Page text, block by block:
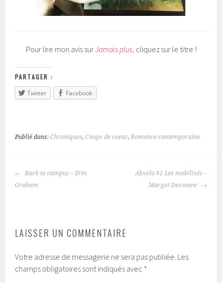
Pour lire mon avis surJamais plus, cliquez sur le titre !
PARTAGER :
Twitter
Facebook
Publié dans:Chroniques,Coups de coeur, Romance contemporaine
NAVIGATION
Back to campus – Erin
Graham
Absolu #1 Les mobilisés –
Margot Dessenne
LAISSER UN COMMENTAIRE
Votre adresse de messagerie ne sera pas publiée. Les
champs obligatoires sont indiqués avec *